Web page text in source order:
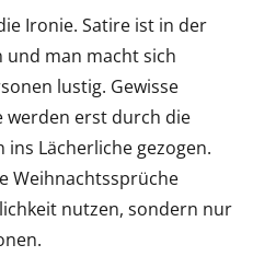
Ironie. Satire ist in der
und man macht sich
lustig. Gewisse
werden erst durch die
Lächerliche gezogen.
Weihnachtssprüche
nutzen, sondern nur